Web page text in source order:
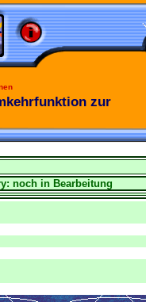
zur
noch in Bearbeitung